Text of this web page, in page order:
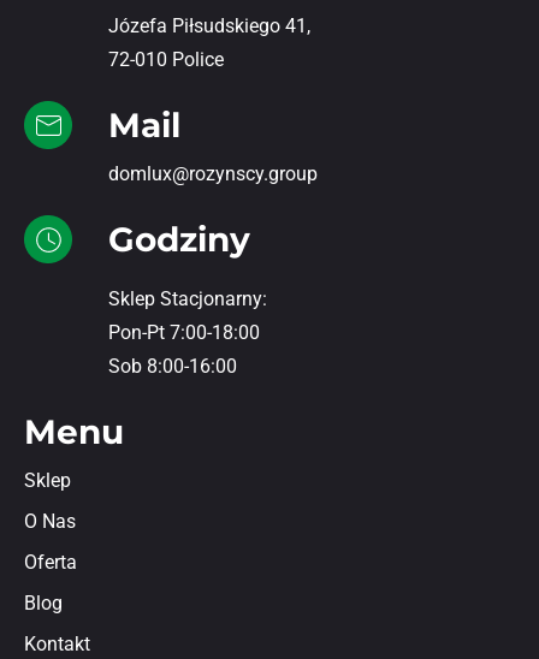
Józefa Piłsudskiego 41,
72-010 Police
Mail
domlux@rozynscy.group
Godziny
Sklep Stacjonarny:
Pon-Pt 7:00-18:00
Sob 8:00-16:00
Menu
Sklep
O Nas
Oferta
Blog
Kontakt